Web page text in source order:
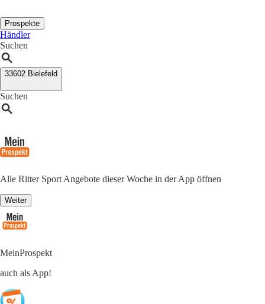
Prospekte
Händler
Suchen
33602 Bielefeld
Suchen
Alle Ritter Sport Angebote dieser Woche in der App öffnen
Weiter
MeinProspekt
auch als App!